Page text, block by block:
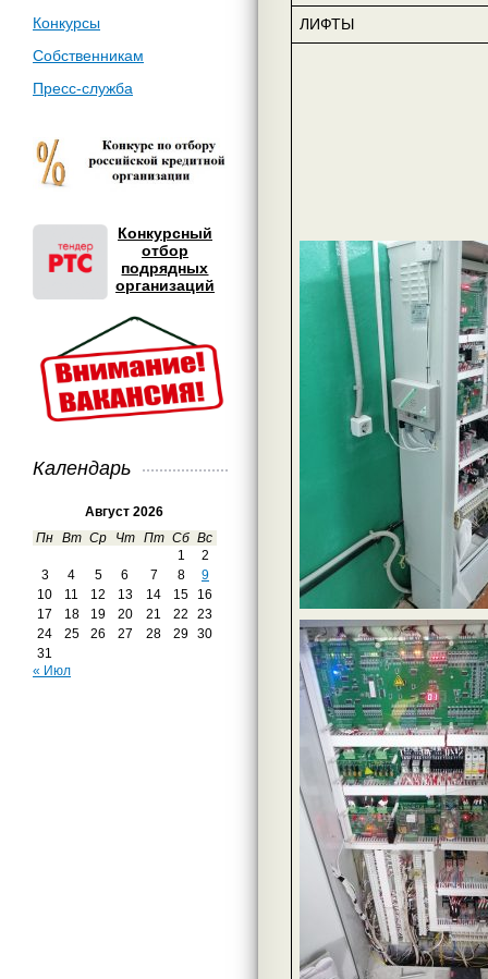
Конкурсы
Собственникам
Пресс-служба
Конкурсный
отбор
подрядных
организаций
Календарь
Август 2026
Пн Вт Ср Чт Пт Сб Вс
1
2
3
4 5 6 7 8
9
10
11 12 13 14 15
16
17
18 19 20 21 22
23
24
25 26 27 28 29
30
31
« Июл
ЛИФТЫ